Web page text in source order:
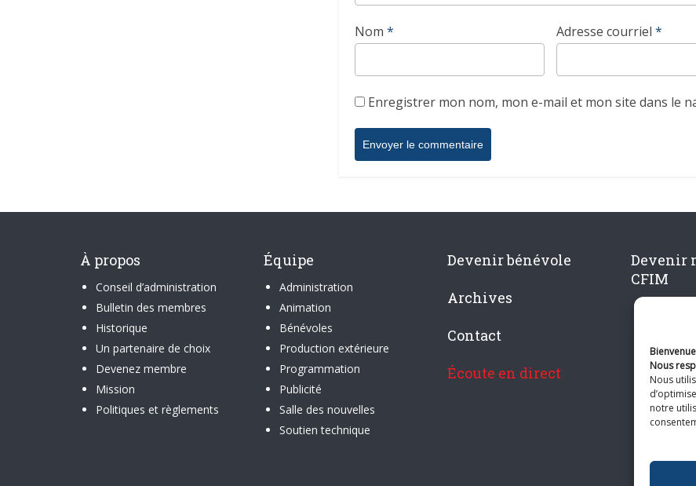
Nous
Nous
notre
Nom * Adresse courriel *
Enregistrer mon nom, mon e-mail et mon site dans le
À propos
Conseil d’administration
Bulletin des membres
Historique
Un partenaire de choix
Devenez membre
Mission
Politiques et règlements
Équipe
Administration
Animation
Bénévoles
Production extérieure
Programmation
Publicité
Salle des nouvelles
Soutien technique
Devenir bénévole
Archives
Contact
Écoute en direct
Devenir
CFIM